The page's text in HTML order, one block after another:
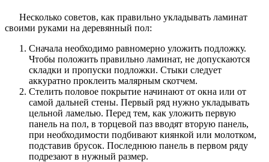
Несколько советов, как правильно укладывать ламинат
своими руками на деревянный пол:
Сначала необходимо равномерно уложить подложку.
Чтобы положить правильно ламинат, не допускаются
складки и пропуски подложки. Стыки следует
аккуратно проклеить малярным скотчем.
Стелить половое покрытие начинают от окна или от
самой дальней стены. Первый ряд нужно укладывать
цельной ламелью. Перед тем, как уложить первую
панель на пол, в торцевой паз вводят вторую панель,
при необходимости подбивают киянкой или молотком,
подставив брусок. Последнюю панель в первом ряду
подрезают в нужный размер.